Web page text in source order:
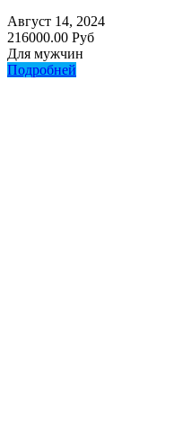
Август 14, 2024
216000.00 Руб
Для мужчин
Подробней